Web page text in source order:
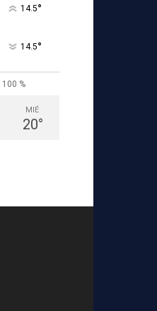
14.5°
14.5°
100 %
MIÉ
20°